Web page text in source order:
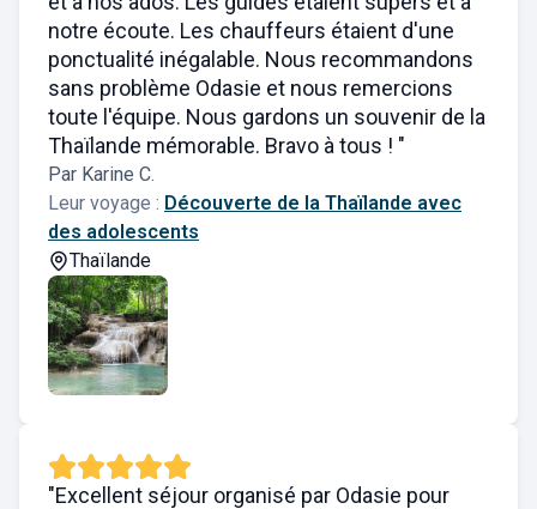
notre écoute. Les chauffeurs étaient d'une
ponctualité inégalable. Nous recommandons
sans problème Odasie et nous remercions
toute l'équipe. Nous gardons un souvenir de la
Thaïlande mémorable. Bravo à tous ! "
Par Karine C.
Leur voyage : Découverte de la Thaïlande avec
des adolescents
Thaïlande
"Excellent séjour organisé par Odasie pour